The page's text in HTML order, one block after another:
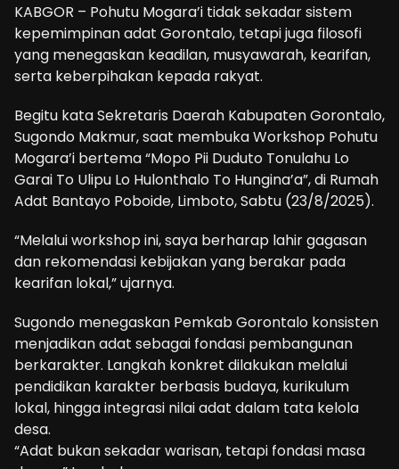
KABGOR – Pohutu Mogara’i tidak sekadar sistem
kepemimpinan adat Gorontalo, tetapi juga filosofi
yang menegaskan keadilan, musyawarah, kearifan,
serta keberpihakan kepada rakyat.
Begitu kata Sekretaris Daerah Kabupaten Gorontalo,
Sugondo Makmur, saat membuka Workshop Pohutu
Mogara’i bertema “Mopo Pii Duduto Tonulahu Lo
Garai To Ulipu Lo Hulonthalo To Hungina’a”, di Rumah
Adat Bantayo Poboide, Limboto, Sabtu (23/8/2025).
“Melalui workshop ini, saya berharap lahir gagasan
dan rekomendasi kebijakan yang berakar pada
kearifan lokal,” ujarnya.
Sugondo menegaskan Pemkab Gorontalo konsisten
menjadikan adat sebagai fondasi pembangunan
berkarakter. Langkah konkret dilakukan melalui
pendidikan karakter berbasis budaya, kurikulum
lokal, hingga integrasi nilai adat dalam tata kelola
desa.
“Adat bukan sekadar warisan, tetapi fondasi masa